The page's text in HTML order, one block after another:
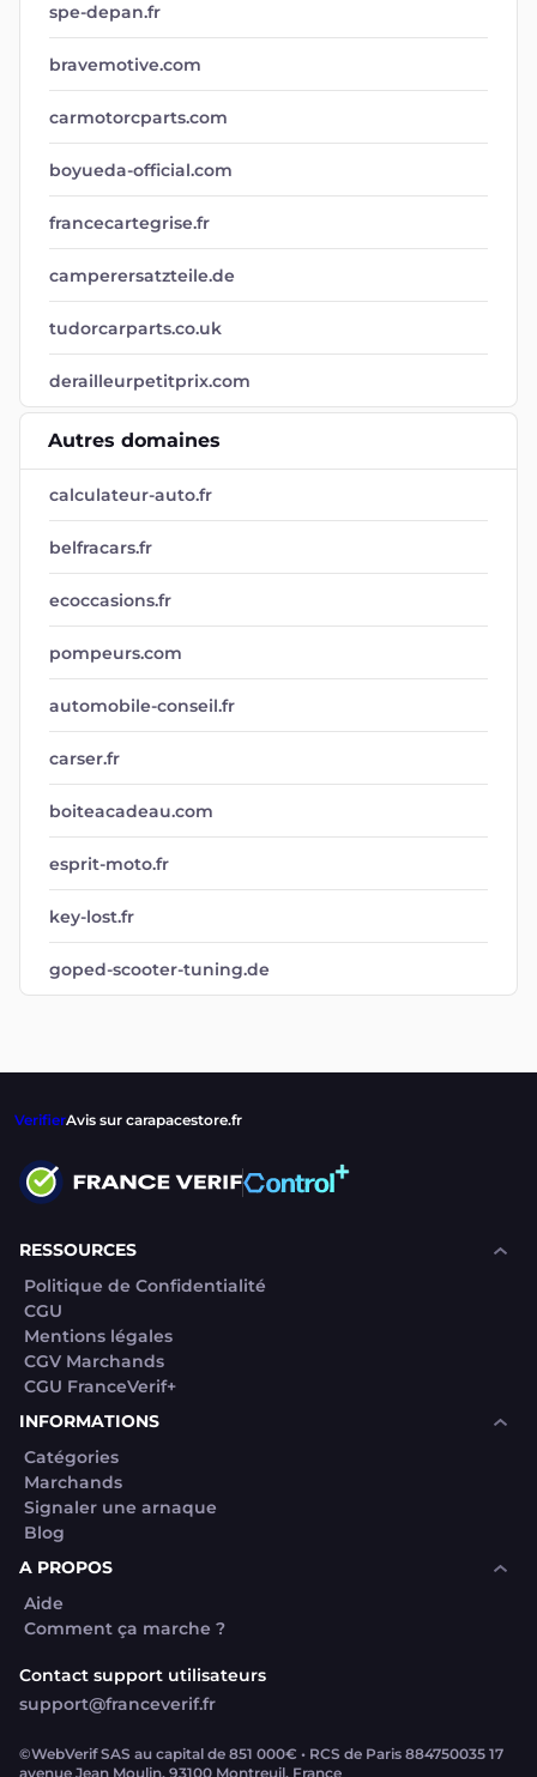
spe-depan.fr
bravemotive.com
carmotorcparts.com
boyueda-official.com
francecartegrise.fr
camperersatzteile.de
tudorcarparts.co.uk
derailleurpetitprix.com
Autres domaines
calculateur-auto.fr
belfracars.fr
ecoccasions.fr
pompeurs.com
automobile-conseil.fr
carser.fr
boiteacadeau.com
esprit-moto.fr
key-lost.fr
goped-scooter-tuning.de
VerifierAvis sur carapacestore.fr
RESSOURCES
Politique de Confidentialité
CGU
Mentions légales
CGV Marchands
CGU FranceVerif+
INFORMATIONS
Catégories
Marchands
Signaler une arnaque
Blog
A PROPOS
Aide
Comment ça marche ?
Contact support utilisateurs
support@franceverif.fr
©WebVerif SAS au capital de 851 000€ • RCS de Paris 884750035 17
avenue Jean Moulin, 93100 Montreuil, France